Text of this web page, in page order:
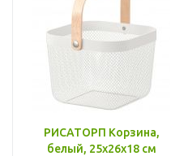
РИСАТОРП Корзина,
белый, 25x26x18 см